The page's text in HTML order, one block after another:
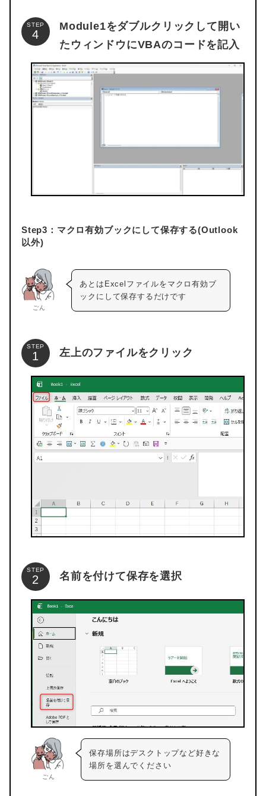
STEP
Module1をダブルクリックして開い
たウィンドウにVBAのコードを記入
Step3：マクロ有効ブックにして保存する(Outlook
以外)
ごん
あとはExcelファイルをマクロ有効ブ
ックにして保存するだけです
STEP
左上のファイルをクリック
STEP
名前を付けて保存を選択
ごん
保存場所はデスクトップなど好きな
場所を選んでください